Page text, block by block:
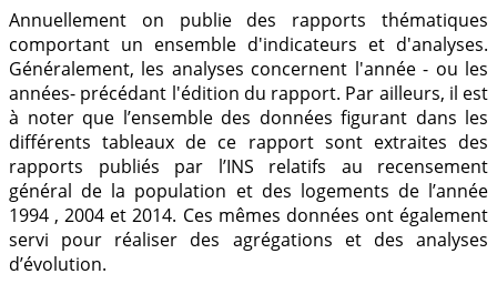
Annuellement on publie des rapports thématiques
comportant un ensemble d'indicateurs et d'analyses.
Généralement, les analyses concernent l'année - ou les
années- précédant l'édition du rapport. Par ailleurs, il est
à noter que l’ensemble des données figurant dans les
différents tableaux de ce rapport sont extraites des
rapports publiés par l’INS relatifs au recensement
général de la population et des logements de l’année
1994 , 2004 et 2014. Ces mêmes données ont également
servi pour réaliser des agrégations et des analyses
d’évolution.